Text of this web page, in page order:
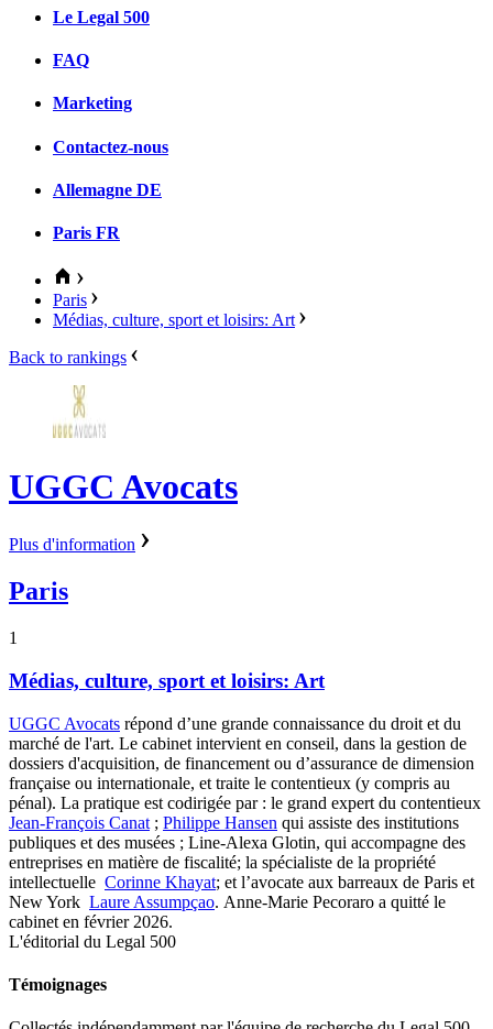
Le Legal 500
FAQ
Marketing
Contactez-nous
Allemagne DE
Paris FR
Paris
Médias, culture, sport et loisirs: Art
Back to rankings
UGGC Avocats
Plus d'information
Paris
1
Médias, culture, sport et loisirs: Art
UGGC Avocats répond d’une grande connaissance du droit et du
marché de l'art. Le cabinet intervient en conseil, dans la gestion de
dossiers d'acquisition, de financement ou d’assurance de dimension
française ou internationale, et traite le contentieux (y compris au
pénal). La pratique est codirigée par : le grand expert du contentieux
Jean-François Canat ; Philippe Hansen qui assiste des institutions
publiques et des musées ; Line-Alexa Glotin, qui accompagne des
entreprises en matière de fiscalité; la spécialiste de la propriété
intellectuelle Corinne Khayat; et l’avocate aux barreaux de Paris et
New York Laure Assumpçao. Anne-Marie Pecoraro a quitté le
cabinet en février 2026.
L'éditorial du Legal 500
Témoignages